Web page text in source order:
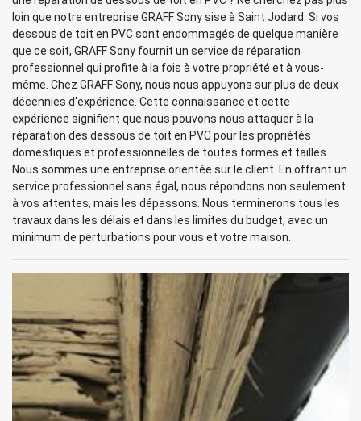
loin que notre entreprise GRAFF Sony sise à Saint Jodard. Si vos
dessous de toit en PVC sont endommagés de quelque manière
que ce soit, GRAFF Sony fournit un service de réparation
professionnel qui profite à la fois à votre propriété et à vous-
même. Chez GRAFF Sony, nous nous appuyons sur plus de deux
décennies d'expérience. Cette connaissance et cette
expérience signifient que nous pouvons nous attaquer à la
réparation des dessous de toit en PVC pour les propriétés
domestiques et professionnelles de toutes formes et tailles.
Nous sommes une entreprise orientée sur le client. En offrant un
service professionnel sans égal, nous répondons non seulement
à vos attentes, mais les dépassons. Nous terminerons tous les
travaux dans les délais et dans les limites du budget, avec un
minimum de perturbations pour vous et votre maison.